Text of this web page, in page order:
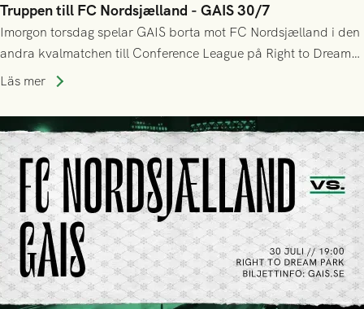
Truppen till FC Nordsjælland - GAIS 30/7
Imorgon torsdag spelar GAIS borta mot FC Nordsjælland i den
andra kvalmatchen till Conference League på Right to Dream
Park! Fredrik Holmberg och ledarstaben har tagit ut följande
Läs mer